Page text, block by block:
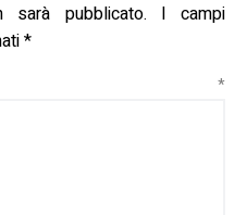
pubblicato.
I campi
*
*